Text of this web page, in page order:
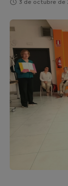
3 de octubre de